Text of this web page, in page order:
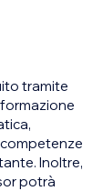
tramite
Inoltre,
potrà